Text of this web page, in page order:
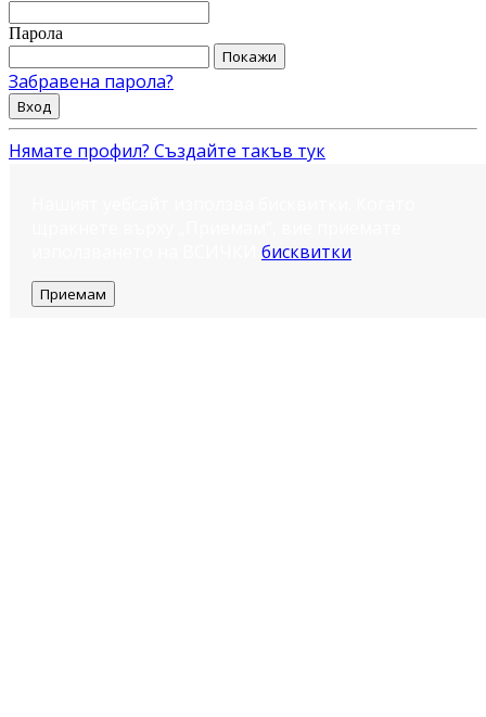
Парола
Покажи
Забравена парола?
Вход
Нямате профил? Създайте такъв тук
бисквитки
Приемам